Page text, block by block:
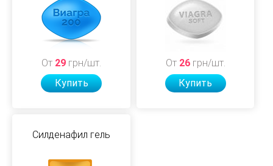
От 29 грн/шт.
Купить
От 26грн/шт.
Купить
Силденафил гель